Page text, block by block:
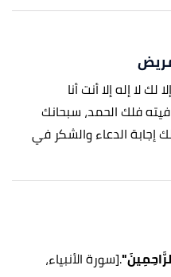
لا إله إلا أنت أنا
فلك الحمد، سبحانك
إجابة الدعاء والشكر في
.[سورة الأنبياء،